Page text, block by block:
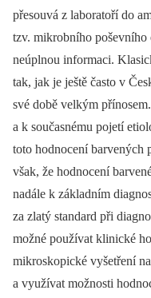
přesouvá z laboratoří do
tzv. mikrobního poševního
neúplnou informaci.
tak, jak je ještě často v
své době velkým
a k současnému pojetí
toto hodnocení barvených
však, že hodnocení
nadále k základním
za zlatý standard při
možné používat klinické
mikroskopické vyšetření
a využívat možnosti